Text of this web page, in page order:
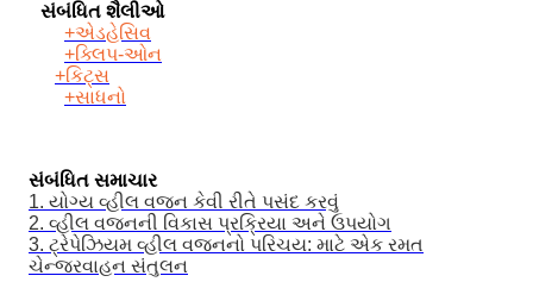
સંબંધિત શૈલીઓ
+એડહેસિવ
+ક્લિપ-ઓન
+કિટ્સ
+સાધનો
સંબંધિત સમાચાર
1. યોગ્ય વ્હીલ વજન કેવી રીતે પસંદ કરવું
2. વ્હીલ વજનની વિકાસ પ્રક્રિયા અને ઉપયોગ
3. ટ્રેપેઝિયમ વ્હીલ વજનનો પરિચય: માટે એક રમત
ચેન્જરવાહન સંતુલન